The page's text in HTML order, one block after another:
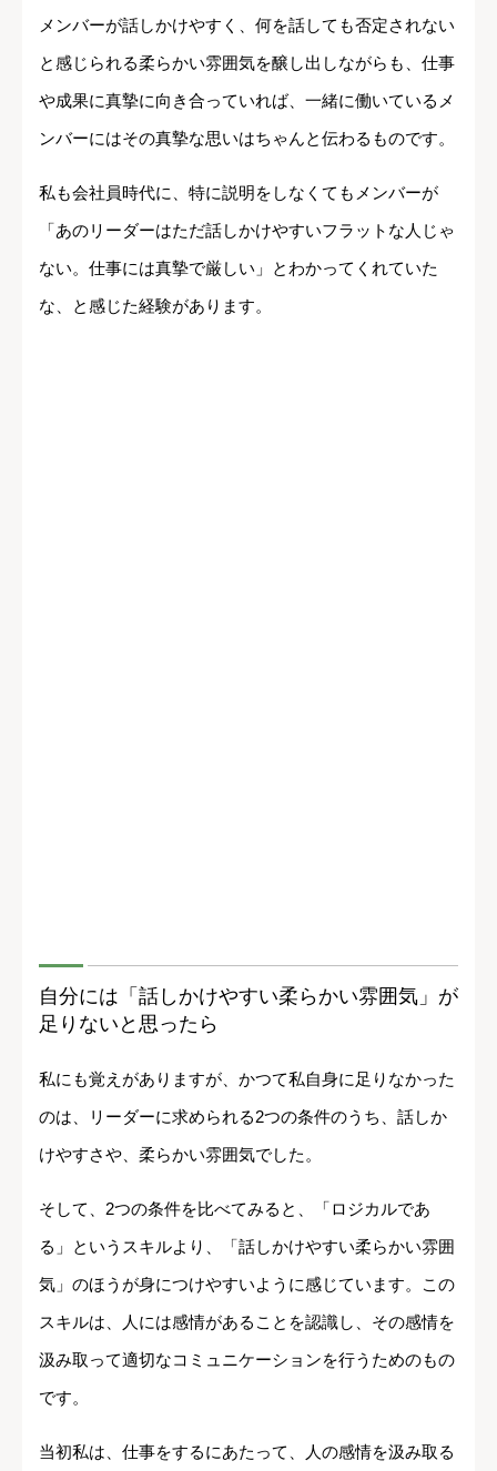
メンバーが話しかけやすく、何を話しても否定されない
と感じられる柔らかい雰囲気を醸し出しながらも、仕事
や成果に真摯に向き合っていれば、一緒に働いているメ
ンバーにはその真摯な思いはちゃんと伝わるものです。
私も会社員時代に、特に説明をしなくてもメンバーが
「あのリーダーはただ話しかけやすいフラットな人じゃ
ない。仕事には真摯で厳しい」とわかってくれていた
な、と感じた経験があります。
自分には「話しかけやすい柔らかい雰囲気」が
足りないと思ったら
私にも覚えがありますが、かつて私自身に足りなかった
のは、リーダーに求められる2つの条件のうち、話しか
けやすさや、柔らかい雰囲気でした。
そして、2つの条件を比べてみると、「ロジカルであ
る」というスキルより、「話しかけやすい柔らかい雰囲
気」のほうが身につけやすいように感じています。この
スキルは、人には感情があることを認識し、その感情を
汲み取って適切なコミュニケーションを行うためのもの
です。
当初私は、仕事をするにあたって、人の感情を汲み取る